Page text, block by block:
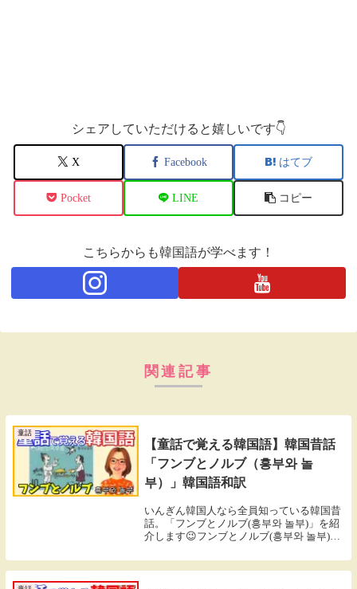
シェアしていただけると嬉しいです👇
X Facebook はてブ
Pocket LINE コピー
こちらからも韓国語が学べます！
関連記事
童話
【童話で覚える韓国語】韓国昔話
「フンブとノルブ（흥부와 놀
부）」韓国語和訳
いんぎん韓国人なら全員知っている韓国昔
話。「フンブとノルブ(흥부와 놀부)」を紹
介します😉フンブとノルブ(흥부와 놀부)
いました。옛날 옛날 흥부와 놀부라는 형제
가 살았습니다.弟のフンブは心が優しか...